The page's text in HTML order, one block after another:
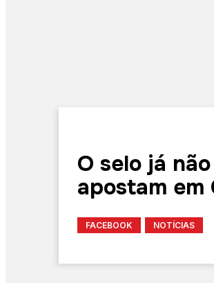
O selo já
apostam
FACEBOOK NOTÍCIAS